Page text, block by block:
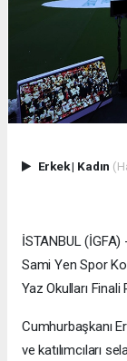
Erkek| Kadın
İSTANBUL
Sami Yen Spor
Yaz Okulları
Cumhurbaşkanı
ve katılımcıları